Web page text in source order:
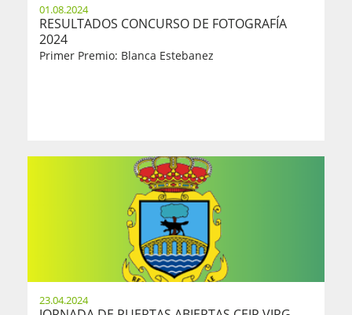
01.08.2024
RESULTADOS CONCURSO DE FOTOGRAFÍA
2024
Primer Premio: Blanca Estebanez
23.04.2024